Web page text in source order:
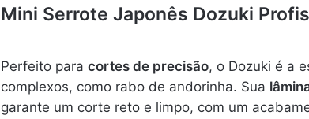
Mini Serrote Japonês Dozuki
Perfeito para cortes de precisão, o Dozuki é a
complexos, como rabo de andorinha. Sua
garante um corte reto e limpo, com um